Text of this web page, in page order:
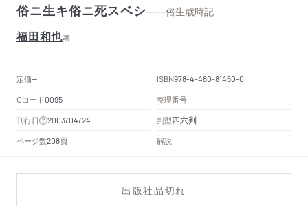
俗ニ生キ俗ニ死スベシ——俗生歳時記
福田和也著
定価-- ISBN978-4-480-81450-0
Cコード0095
整理番号
刊行日
2003/04/24 判型四六判
ページ数208頁 解説
出版社品切れ